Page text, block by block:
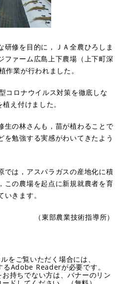
修を目的に，ＪＡ全農ひろしま
ファーム広島上下農場（上下町深
作業が行われました。
コロナウイルス対策を徹底しな
え付けました。
の林さんも，苗が植わることで
を勉強する実感がわいてきたよう
は，アスパラガスの産地化に積
この農場を起点に新規就農者を育
きます。
（東部農業技術指導所）
をご覧いただく場合には、
Adobe Readerが必要です。
持ちでない方は、バナーのリン